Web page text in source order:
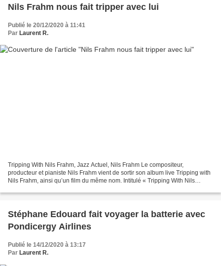
Nils Frahm nous fait tripper avec lui
Publié le 20/12/2020 à 11:41
Par Laurent R.
Tripping With Nils Frahm, Jazz Actuel, Nils Frahm Le compositeur,
producteur et pianiste Nils Frahm vient de sortir son album live Tripping with
Nils Frahm, ainsi qu’un film du même nom. Intitulé « Tripping With Nils
Stéphane Edouard fait voyager la batterie avec
Pondicergy Airlines
Publié le 14/12/2020 à 13:17
Par Laurent R.